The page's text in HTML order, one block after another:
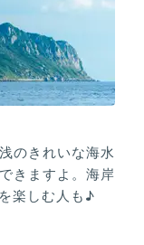
のきれいな海水
きますよ。海岸
楽しむ人も♪